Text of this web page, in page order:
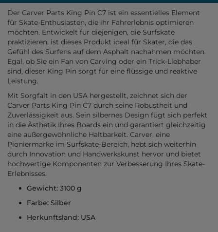
Der Carver Parts King Pin C7 ist ein essentielles Element
für Skate-Enthusiasten, die ihr Fahrerlebnis optimieren
möchten. Entwickelt für diejenigen, die Surfskate
praktizieren, ist dieses Produkt ideal für Skater, die das
Gefühl des Surfens auf dem Asphalt nachahmen möchten.
Egal, ob Sie ein Fan von Carving oder ein Trick-Liebhaber
sind, dieser King Pin sorgt für eine flüssige und reaktive
Leistung.
Mit Sorgfalt in den USA hergestellt, zeichnet sich der
Carver Parts King Pin C7 durch seine Robustheit und
Zuverlässigkeit aus. Sein silbernes Design fügt sich perfekt
in die Ästhetik Ihres Boards ein und garantiert gleichzeitig
eine außergewöhnliche Haltbarkeit. Carver, eine
Pioniermarke im Surfskate-Bereich, hebt sich weiterhin
durch Innovation und Handwerkskunst hervor und bietet
hochwertige Komponenten zur Verbesserung Ihres Skate-
Erlebnisses.
Gewicht: 3100 g
Farbe: Silber
Herkunftsland: USA